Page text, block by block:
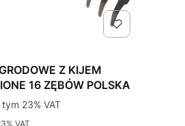
Z KIJEM
16 ZĘBÓW POLSKA
%s VAT
tym 23% VAT
VAT